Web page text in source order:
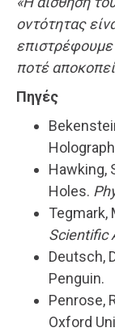
οντότητας
επιστρέφουμε
ποτέ
Πηγές
Hawking,
Holes.
Tegmark,
Scientific
Deutsch,
Penguin.
Penrose,
Oxford